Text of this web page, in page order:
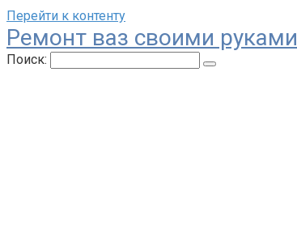
Перейти к контенту
Ремонт ваз своими руками
Поиск: